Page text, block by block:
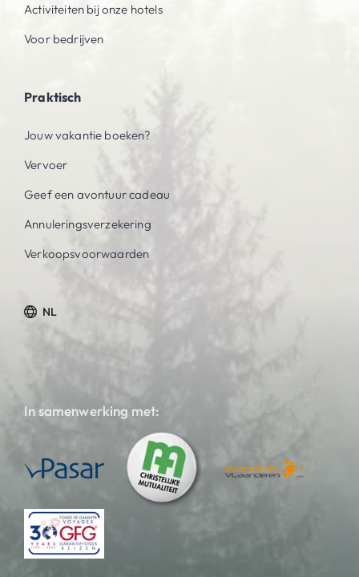
Activiteiten bij onze hotels
Voor bedrijven
Praktisch
Jouw vakantie boeken?
Vervoer
Geef een avontuur cadeau
Annuleringsverzekering
Verkoopsvoorwaarden
NL
In samenwerking met: